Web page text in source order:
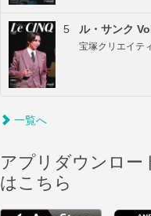
5 ル・サンク
宝塚クリエイテ
一覧へ
アプリダウンロー
はこちら